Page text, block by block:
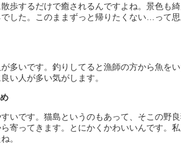
歩するだけで癒されるんですよね。景色も
した。このままずっと帰りたくない…って
多いです。釣りしてると漁師の方から魚を
い人が多い気がします。
いです。猫島というのもあって、そこの野
寄ってきます。とにかくかわいいんです。
。